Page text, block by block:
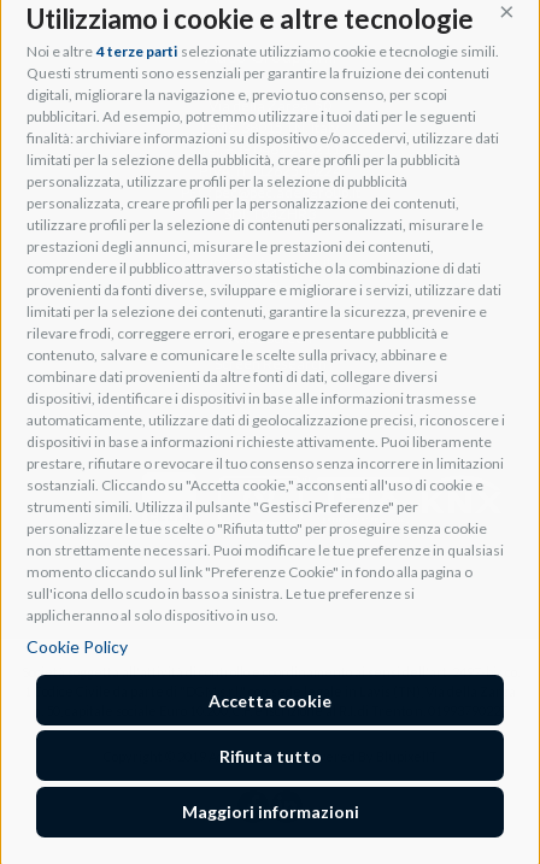
Utilizziamo i cookie e altre tecnologie
Noi e altre 4 terze parti selezionate utilizziamo cookie e tecnologie simili.
Questi strumenti sono essenziali per garantire la fruizione dei contenuti
digitali, migliorare la navigazione e, previo tuo consenso, per scopi
pubblicitari. Ad esempio, potremmo utilizzare i tuoi dati per le seguenti
finalità: archiviare informazioni su dispositivo e/o accedervi, utilizzare dati
limitati per la selezione della pubblicità, creare profili per la pubblicità
personalizzata, utilizzare profili per la selezione di pubblicità
personalizzata, creare profili per la personalizzazione dei contenuti,
utilizzare profili per la selezione di contenuti personalizzati, misurare le
prestazioni degli annunci, misurare le prestazioni dei contenuti,
comprendere il pubblico attraverso statistiche o la combinazione di dati
provenienti da fonti diverse, sviluppare e migliorare i servizi, utilizzare dati
limitati per la selezione dei contenuti, garantire la sicurezza, prevenire e
rilevare frodi, correggere errori, erogare e presentare pubblicità e
contenuto, salvare e comunicare le scelte sulla privacy, abbinare e
combinare dati provenienti da altre fonti di dati, collegare diversi
dispositivi, identificare i dispositivi in base alle informazioni trasmesse
automaticamente, utilizzare dati di geolocalizzazione precisi, riconoscere i
dispositivi in base a informazioni richieste attivamente. Puoi liberamente
prestare, rifiutare o revocare il tuo consenso senza incorrere in limitazioni
sostanziali. Cliccando su "Accetta cookie," acconsenti all'uso di cookie e
strumenti simili. Utilizza il pulsante "Gestisci Preferenze" per
personalizzare le tue scelte o "Rifiuta tutto" per proseguire senza cookie
non strettamente necessari. Puoi modificare le tue preferenze in qualsiasi
momento cliccando sul link "Preferenze Cookie" in fondo alla pagina o
sull'icona dello scudo in basso a sinistra. Le tue preferenze si
applicheranno al solo dispositivo in uso.
Cookie Policy
Accetta cookie
Rifiuta tutto
Maggiori informazioni
Adeo Group S.r.l.
Via della Zarga, 50
Lavis, 38015 TN, Italy
Tel: +39 0461 248211
P.IVA: IT01262500224
PEC: pec@pec.adeogroup.it
SDI: T04ZHR3
info@adeogroup.it
Adeo ProAV
Adeo HomeAV
Adeo Screen
Screen Research
Adeum Cinema Suite
Società soggetta all'attività di controllo e coordinamento ai sensi dell'art. 2497-bis co.
n. 50, capitale sociale Euro 10.200, C.F. e iscrizione al R.I. di Trento n. 01993790227
Copyright © 2019 Adeo Group Srl. Powered By